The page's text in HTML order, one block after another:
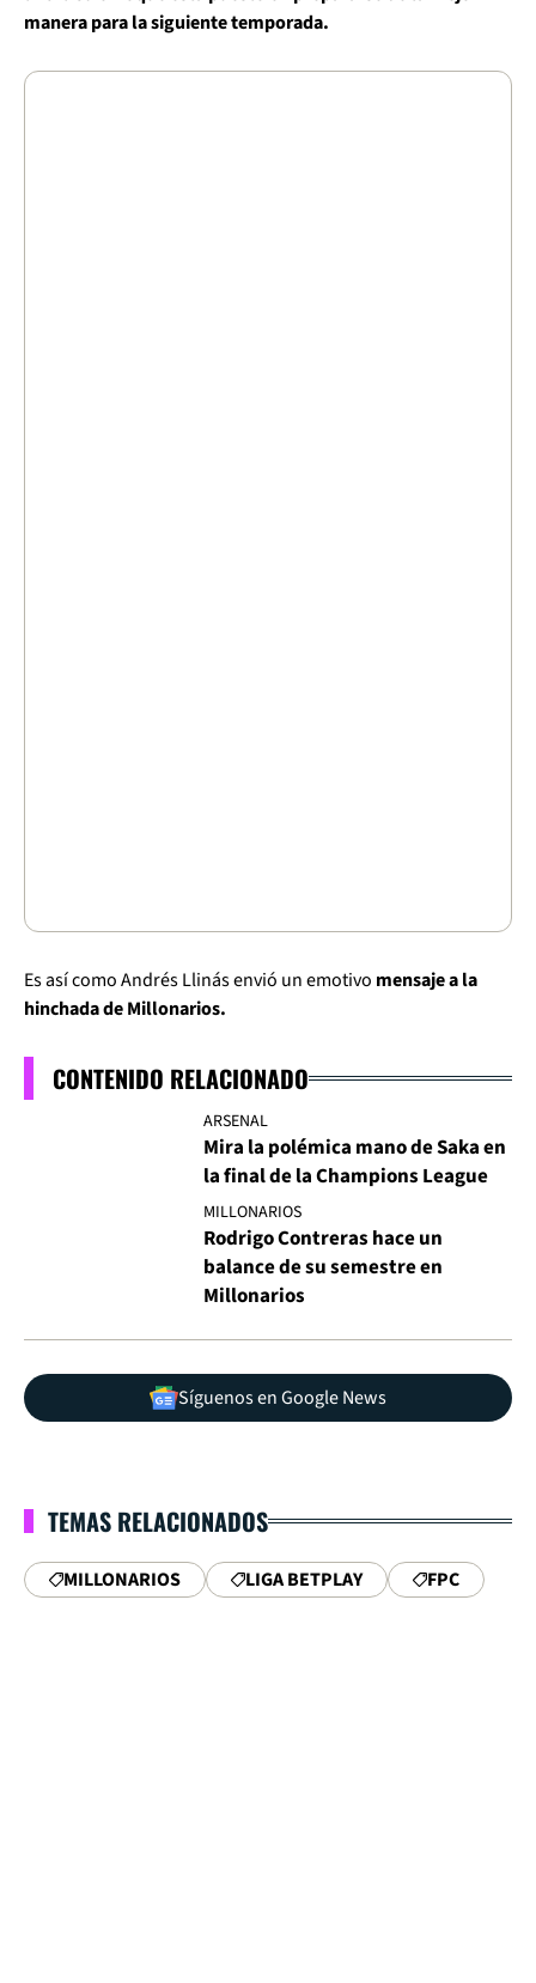
manera para la siguiente temporada.
Es así como Andrés Llinás envió un emotivo mensaje a la
hinchada de Millonarios.
CONTENIDO RELACIONADO
ARSENAL
Mira la polémica mano de Saka en
la final de la Champions League
MILLONARIOS
Rodrigo Contreras hace un
balance de su semestre en
Millonarios
Síguenos en Google News
TEMAS RELACIONADOS
MILLONARIOS LIGA BETPLAY FPC